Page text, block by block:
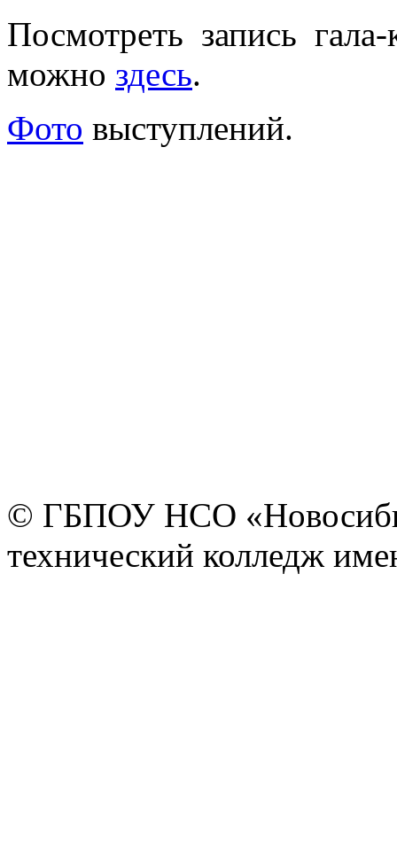
Посмотреть запись
можно здесь.
Фото выступлений.
© ГБПОУ НСО
технический колледж